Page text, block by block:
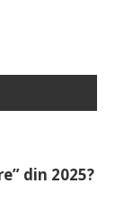
din 2025?